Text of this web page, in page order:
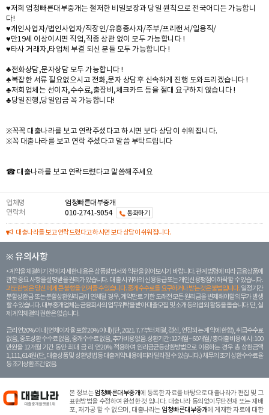
♥저희 엄청빠른대부중개는 철저한 비밀보장과 당일 원칙으로 전국어디든 가능합니
다!
♥개인사업자/법인사업자/직장인/유흥종사자/주부/프리랜서/일용직/
♥만19세 이상이시면 직업,직종 상관 없이 모두 가능합니다 !
♥타사 거래자,타업체 부결 되신 분들 모두 가능합니다 !
♣전화상담,문자상담 모두 가능합니다 !
♣복잡한 서류 필요없으시고 전화,문자 상담후 신속하게 진행 도와드리겠습니다 !
♣저희업체는 선이자,수수료,출장비,체크카드 등을 절대 요구하지 않습니다 !
♣당일진행,당일입금 꼭 가능합니다!
※꼭꼭 대출나라를 보고 연락주셨다고 하시면 보다 상담이 쉬워집니다.
※꼭 대출나라를 보고 연락 주셨다고 말씀 부탁드립니다
☎ 대출나라를 보고 연락드렸다고 말씀해주세요
업체명
엄청빠른대부중개
연락처
010-2741-9054 통화하기
대출나라를 보고 연락드렸다고 하시면 보다 상담이 쉬워집니다.
※ 유의사항
계약을 체결하기 전에 자세한 내용은 상품설명서와 약관을 읽어보시기 바랍니다. 관계 법령에 따라 금융상품에
관한 중요 사항을 설명받을 권리가 있습니다. 대 출 시 귀하의 신용등급 또는 개인신용평점이 하락할 수 있습니다.
과도한 빚은 당신 에게 큰 불행을 안겨줄 수 있습니다. 중개수수료를 요구하거나 받는 것은 불법입니다. 일정 기간
분할상환금 또는 분할상환원리금이 연체될 경우, 계약만료 기한 도래전 모든 원리금을 변제해야할 의무가 발생
할 수 있습니다. 대부중개업체는 금융회사의 업무위탁을 받아 대출모집 및 소개 등의 섭외 활동을 돕습니다. 단, 실
제 계약체결의 권한은 없습니다.
금리 연20% 이내 (연체이자율 포함 20% 이내) (단, 2021. 7. 7부터 체결, 갱신, 연장되는 계 약에 한함), 취급수수료
없음, 중도상환 수수료 없음, 중개수수료 없음, 추가비용 없음. 상환기간 : 12개월 ~ 60개월 / 총 대출 비용 예시 : 100
만원을 12개월 기간 동안 최대 금 리 연20% 적용하여 원리금균등상환방법으로 이용하는 경우 총 상환금액
1,111,614원 (단, 대출상품 및 상환방법 등 대출계약 내용에 따라 달라질 수 있습니다.) 채무의 조기 상환수수료율
등 조기상환조건 없음.
본 정보는엄청빠른대부중개에 등록한 자료를 바탕으로 대출나라가 편집 및 그
표현방법을 수정하여 완성한 것 입니다. 대출나라 동의없이무단전재 또는 재배
포, 재가공 할 수 없으며, 대출나라는 엄청빠른대부중개에 게재한 자료에 대한